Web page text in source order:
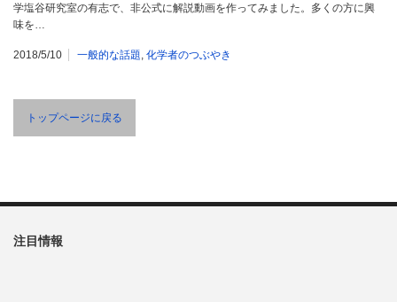
学塩谷研究室の有志で、非公式に解説動画を作ってみました。多くの方に興
味を…
2018/5/10 一般的な話題 化学者のつぶやき
トップページに戻る
注目情報